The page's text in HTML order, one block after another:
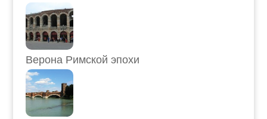
Верона Римской эпохи